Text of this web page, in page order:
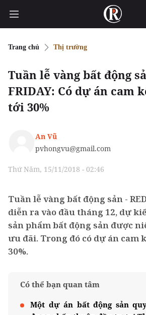
Trang chủ Thị trường
Tuần lễ vàng bất động
FRIDAY: Có dự án cam
tới 30%
An Vũ
pvhongvu@gmail.com
Thứ Năm, 15/11/2018 - 02:46
Tuần lễ vàng bất động sản -
diễn ra vào đầu tháng 12, dự
sản phẩm bất động sản được
ưu đãi. Trong đó có dự án cam
30%.
Có thể bạn quan tâm
Một dự án bất động sản